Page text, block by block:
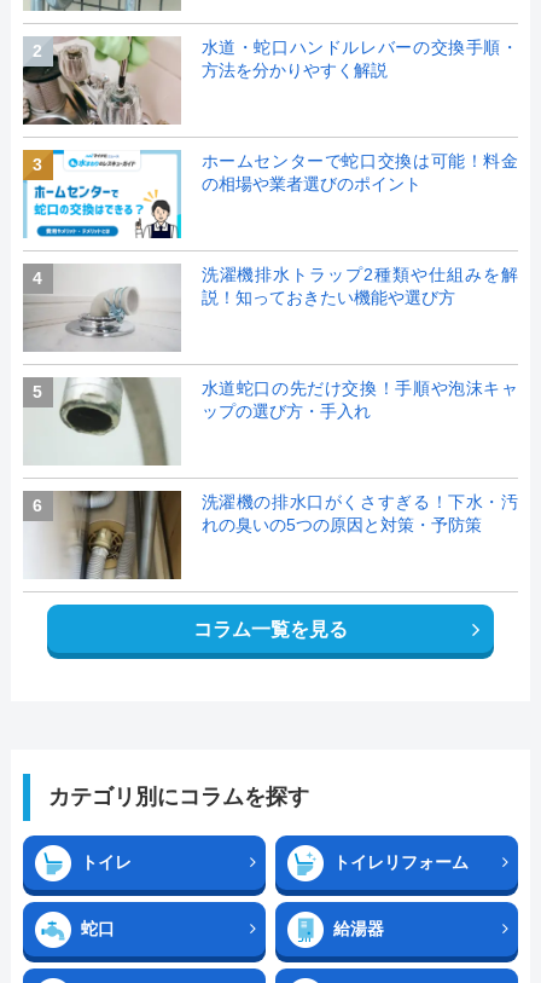
2
水道・蛇口ハンドルレバーの交換手順・
方法を分かりやすく解説
3
ホームセンターで蛇口交換は可能！料金
の相場や業者選びのポイント
4
洗濯機排水トラップ2種類や仕組みを解
説！知っておきたい機能や選び方
5
水道蛇口の先だけ交換！手順や泡沫キャ
ップの選び方・手入れ
6
洗濯機の排水口がくさすぎる！下水・汚
れの臭いの5つの原因と対策・予防策
コラム一覧を見る
カテゴリ別にコラムを探す
トイレ トイレリフォーム
蛇口 給湯器